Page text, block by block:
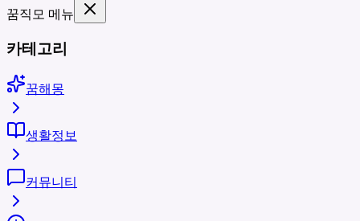
꿈직모 메뉴
카테고리
꿈해몽
생활정보
커뮤니티